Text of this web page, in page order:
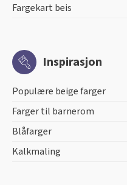
Fargekart beis
Inspirasjon
Populære beige farger
Farger til barnerom
Blåfarger
Kalkmaling